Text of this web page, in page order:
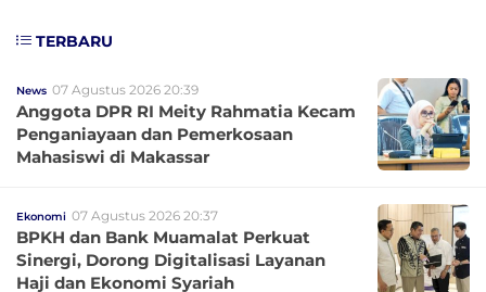
TERBARU
News 07 Agustus 2026 20:39
Anggota DPR RI Meity Rahmatia Kecam
Penganiayaan dan Pemerkosaan
Mahasiswi di Makassar
Ekonomi 07 Agustus 2026 20:37
BPKH dan Bank Muamalat Perkuat
Sinergi, Dorong Digitalisasi Layanan
Haji dan Ekonomi Syariah